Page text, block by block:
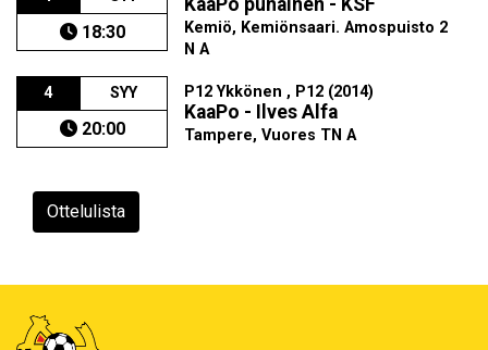
18:30
KaaPo punainen - KSF
Kemiö, Kemiönsaari. Amospuisto 2
N A
4 SYY
20:00
P12 Ykkönen , P12 (2014)
KaaPo - Ilves Alfa
Tampere, Vuores TN A
Ottelulista